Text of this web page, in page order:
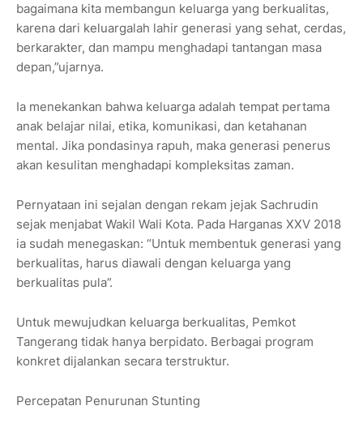
bagaimana kita membangun keluarga yang berkualitas,
karena dari keluargalah lahir generasi yang sehat, cerdas,
berkarakter, dan mampu menghadapi tantangan masa
depan,”ujarnya.
Ia menekankan bahwa keluarga adalah tempat pertama
anak belajar nilai, etika, komunikasi, dan ketahanan
mental. Jika pondasinya rapuh, maka generasi penerus
akan kesulitan menghadapi kompleksitas zaman.
Pernyataan ini sejalan dengan rekam jejak Sachrudin
sejak menjabat Wakil Wali Kota. Pada Harganas XXV 2018
ia sudah menegaskan: “Untuk membentuk generasi yang
berkualitas, harus diawali dengan keluarga yang
berkualitas pula”.
Untuk mewujudkan keluarga berkualitas, Pemkot
Tangerang tidak hanya berpidato. Berbagai program
konkret dijalankan secara terstruktur.
Percepatan Penurunan Stunting